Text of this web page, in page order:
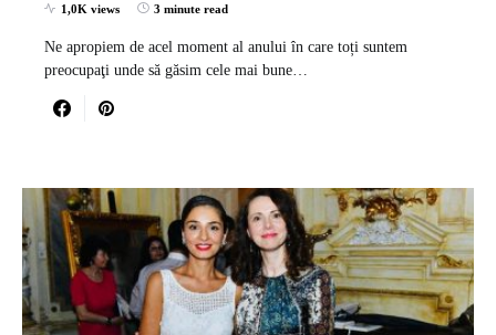
1,0K views 3 minute read
Ne apropiem de acel moment al anului în care toți suntem
preocupaţi unde să găsim cele mai bune…